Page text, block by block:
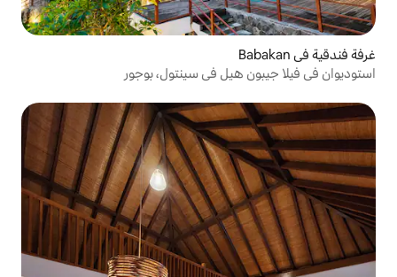
في سينتول، بوجور